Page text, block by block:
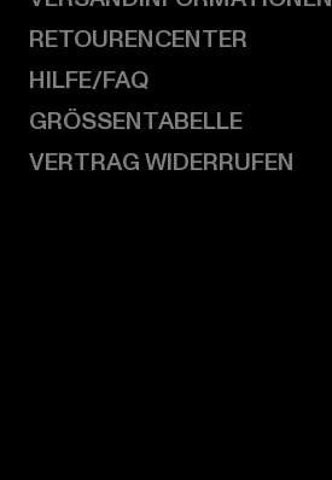
RETOURENCENTER
HILFE/FAQ
GRÖSSENTABELLE
VERTRAG WIDERRUFEN